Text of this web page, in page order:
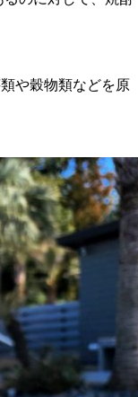
や穀物類などを原